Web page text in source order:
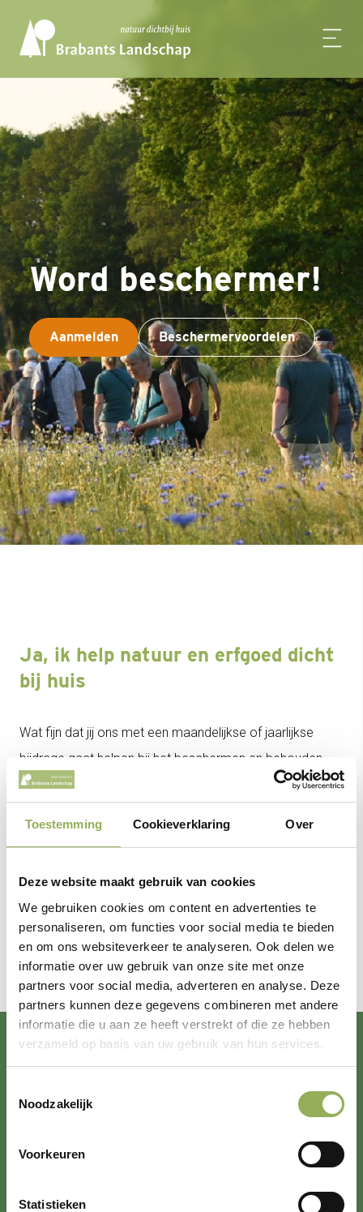
Toestemming Cookieverklaring Over
Deze website maakt gebruik van cookies
We gebruiken cookies om content en advertenties te
personaliseren, om functies voor social media te bieden
en om ons websiteverkeer te analyseren. Ook delen we
informatie over uw gebruik van onze site met onze
partners voor social media, adverteren en analyse. Deze
partners kunnen deze gegevens combineren met andere
informatie die u aan ze heeft verstrekt of die ze hebben
verzameld op basis van uw gebruik van hun services.
Noodzakelijk
Voorkeuren
Statistieken
Word beschermer!
Aanmelden Beschermervoordelen
Ja, ik help natuur en erfgoed dicht
bij huis
Wat fijn dat jij ons met een maandelijkse of jaarlijkse
bijdrage gaat helpen bij het beschermen en behouden
van natuur, landschap en erfgoed voor huidige en
onderstaand formulier. Je geniet als beschermer extra
beschermerpas met vele voordelen zoals korting bij
onze infopunten en exclusief kijken naar natuurfilms via
Vimeo. Bekijk de voordelen voor beschermers.